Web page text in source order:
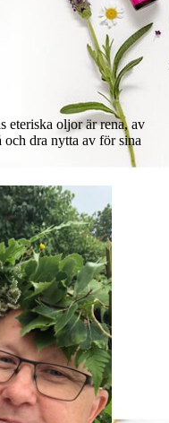
eteriska oljor är rena, av
dra nytta av för sina